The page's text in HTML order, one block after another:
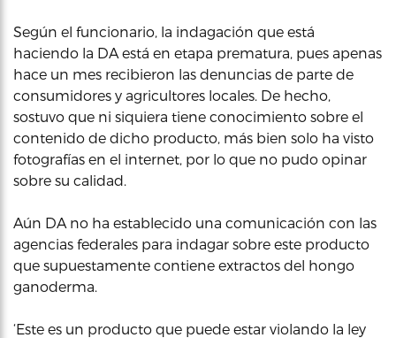
Según el funcionario, la indagación que está
haciendo la DA está en etapa prematura, pues apenas
hace un mes recibieron las denuncias de parte de
consumidores y agricultores locales. De hecho,
sostuvo que ni siquiera tiene conocimiento sobre el
contenido de dicho producto, más bien solo ha visto
fotografías en el internet, por lo que no pudo opinar
sobre su calidad.
Aún DA no ha establecido una comunicación con las
agencias federales para indagar sobre este producto
que supuestamente contiene extractos del hongo
ganoderma.
‘Este es un producto que puede estar violando la ley